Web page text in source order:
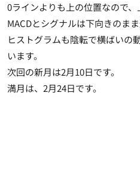
0ラインよりも上の位置なので、
MACDとシグナルは下向きのま
ヒストグラムも陰転で横ばいの
います。
次回の新月は2月10日です。
満月は、2月24日です。